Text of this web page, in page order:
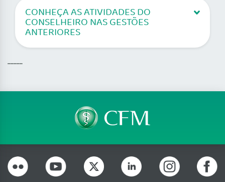
CONHEÇA AS ATIVIDADES DO
CONSELHEIRO NAS GESTÕES
ANTERIORES
..........